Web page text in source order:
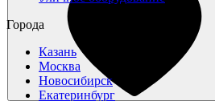
Города
Казань
Москва
Новосибирск
Екатеринбург